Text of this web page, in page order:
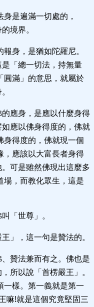
身是遍滿一切處的，
境界。
報身，是猶如陀羅尼。
「總一切法，持無量
圓滿」的意思，就屬於
的應身，是應以什麼身得
應以佛身得度的，佛就
身得度的，佛就現一個
，應該以大富長者身得
可是雖然佛現出這麼多
場，而教化眾生，這是
「世尊」。
」，這一句是贊法的。
、贊法兼而有之。佛也是
所以說「首楞嚴王」。
一樣。第一義就是第一
嘛!就是這個究竟堅固三